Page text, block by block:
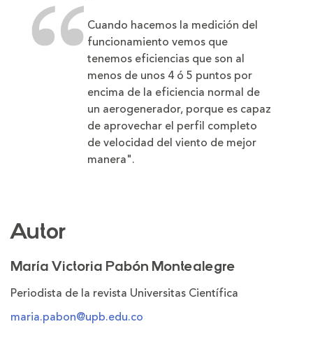
Cuando hacemos la medición del
funcionamiento vemos que
tenemos eficiencias que son al
menos de unos 4 ó 5 puntos por
encima de la eficiencia normal de
un aerogenerador, porque es capaz
de aprovechar el perfil completo
de velocidad del viento de mejor
manera".
Autor
María Victoria Pabón Montealegre
Periodista de la revista Universitas Científica
maria.pabon@upb.edu.co